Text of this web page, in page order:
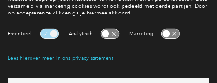
Hoe werkt dat eigenlijk?
Een woning kopen
eventuele projecten